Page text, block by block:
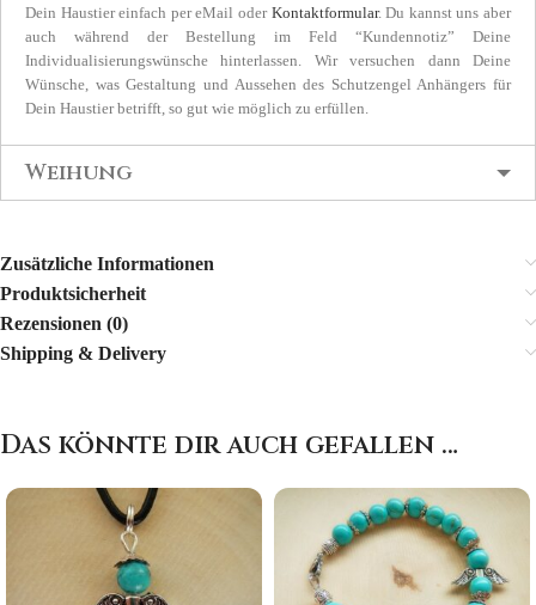
Dein Haustier einfach per eMail oder Kontaktformular. Du kannst uns aber
auch während der Bestellung im Feld “Kundennotiz” Deine
Individualisierungswünsche hinterlassen. Wir versuchen dann Deine
Wünsche, was Gestaltung und Aussehen des Schutzengel Anhängers für
Dein Haustier betrifft, so gut wie möglich zu erfüllen.
Weihung
Zusätzliche Informationen
Produktsicherheit
Rezensionen (0)
Shipping & Delivery
Das könnte dir auch gefallen …